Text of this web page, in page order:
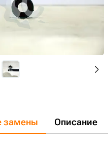
замены Описание